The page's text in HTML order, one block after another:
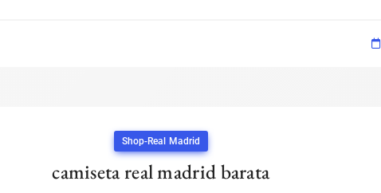
Shop-Real Madrid
camiseta real madrid barata